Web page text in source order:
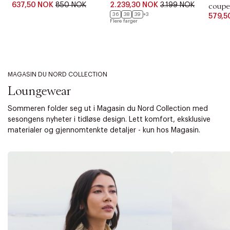
637,50 NOK 850 NOK 2.239,30 NOK 3.199 NOK
36 38 39
+3
Flere farger
MAGASIN DU NORD COLLECTION
Loungewear
Sommeren folder seg ut i Magasin du Nord Collection med
sesongens nyheter i tidløse design. Lett komfort, eksklusive
materialer og gjennomtenkte detaljer - kun hos Magasin.